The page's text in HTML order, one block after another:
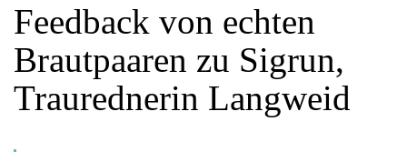
Feedback von echten
Brautpaaren zu Sigrun,
Traurednerin Langweid